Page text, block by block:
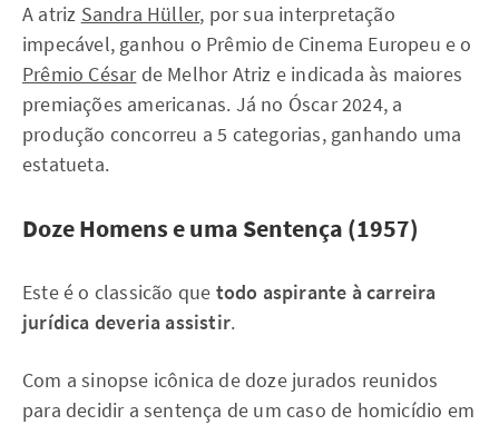
A atriz Sandra Hüller, por sua interpretação
impecável, ganhou o Prêmio de Cinema Europeu e o
Prêmio Césarde Melhor Atriz e indicada às maiores
premiações americanas. Já no Óscar 2024, a
produção concorreu a 5 categorias, ganhando uma
estatueta.
Doze Homens e uma Sentença (1957)
Este é o classicão que todo aspirante à carreira
jurídica deveria assistir.
Com a sinopse icônica de doze jurados reunidos
para decidir a sentença de um caso de homicídio em